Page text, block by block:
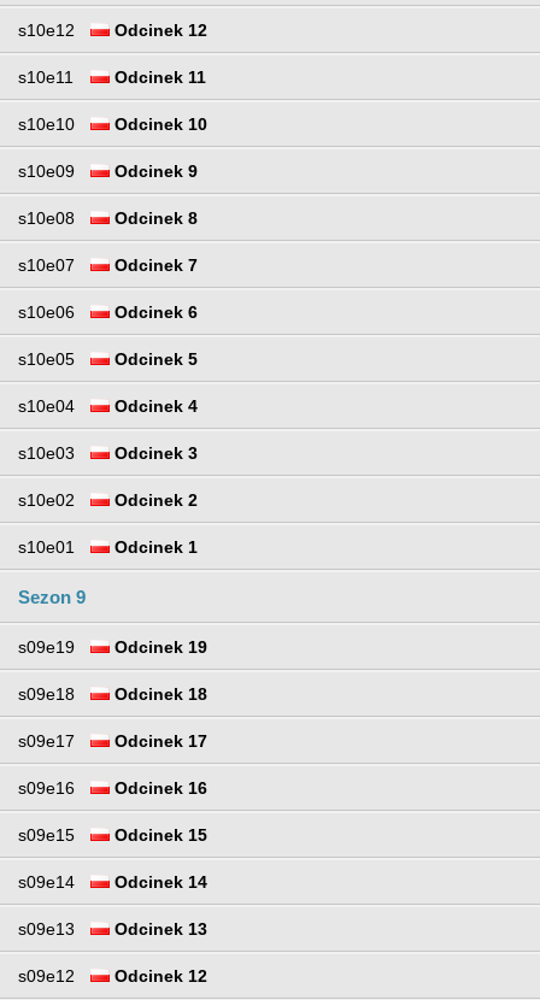
s10e12 Odcinek 12
s10e11 Odcinek 11
s10e10 Odcinek 10
s10e09 Odcinek 9
s10e08 Odcinek 8
s10e07 Odcinek 7
s10e06 Odcinek 6
s10e05 Odcinek 5
s10e04 Odcinek 4
s10e03 Odcinek 3
s10e02 Odcinek 2
s10e01 Odcinek 1
Sezon 9
s09e19 Odcinek 19
s09e18 Odcinek 18
s09e17 Odcinek 17
s09e16 Odcinek 16
s09e15 Odcinek 15
s09e14 Odcinek 14
s09e13 Odcinek 13
s09e12 Odcinek 12